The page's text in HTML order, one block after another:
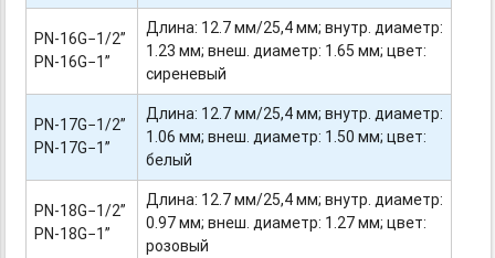
PN-16G−1/2”
PN-16G−1”
Длина: 12.7 мм/25,4 мм; внутр. диаметр:
1.23 мм; внеш. диаметр: 1.65 мм; цвет:
сиреневый
PN-17G−1/2”
PN-17G−1”
Длина: 12.7 мм/25,4 мм; внутр. диаметр:
1.06 мм; внеш. диаметр: 1.50 мм; цвет:
белый
PN-18G−1/2”
PN-18G−1”
Длина: 12.7 мм/25,4 мм; внутр. диаметр:
0.97 мм; внеш. диаметр: 1.27 мм; цвет:
розовый